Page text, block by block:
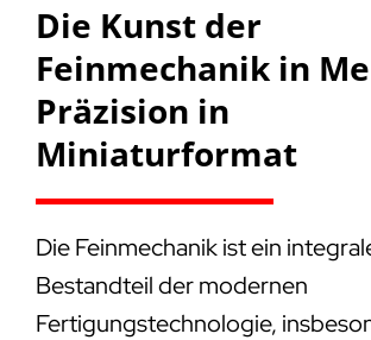
Die Kunst der
Feinmechanik in
Präzision in
Miniaturformat
Die Feinmechanik ist ein
Bestandteil der modernen
Fertigungstechnologie,